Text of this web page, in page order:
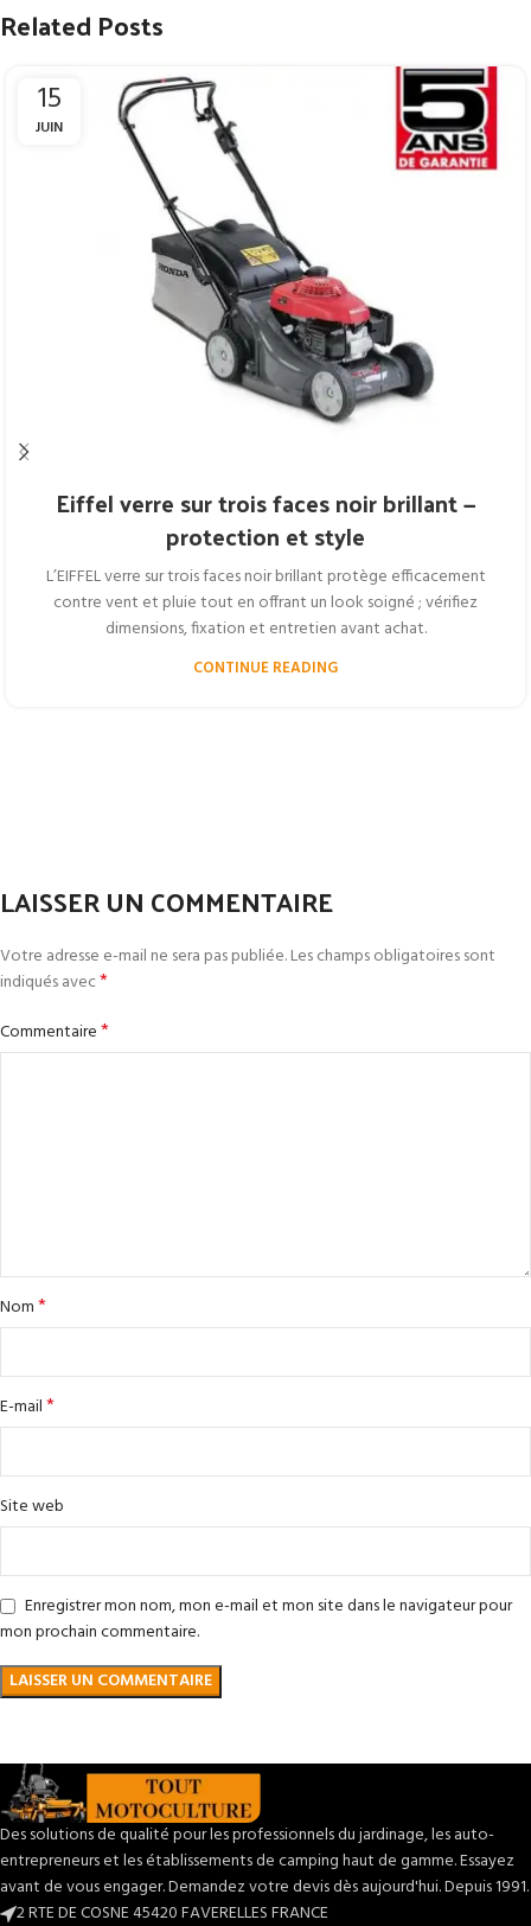
Related Posts
15
JUIN
Eiffel verre sur trois faces noir brillant —
protection et style
L’EIFFEL verre sur trois faces noir brillant protège efficacement
contre vent et pluie tout en offrant un look soigné ; vérifiez
dimensions, fixation et entretien avant achat.
CONTINUE READING
LAISSER UN COMMENTAIRE
Votre adresse e-mail ne sera pas publiée.Les champs obligatoires sont
indiqués avec*
Commentaire*
Nom*
E-mail*
Site web
Enregistrer mon nom, mon e-mail et mon site dans le navigateur pour
mon prochain commentaire.
Des solutions de qualité pour les professionnels du jardinage, les auto-
entrepreneurs et les établissements de camping haut de gamme. Essayez
avant de vous engager. Demandez votre devis dès aujourd'hui. Depuis 1991.
2 RTE DE COSNE 45420 FAVERELLES FRANCE